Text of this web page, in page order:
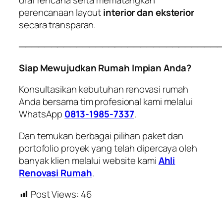
perencanaan layoutinterior dan eksterior
secara transparan.
Siap Mewujudkan Rumah Impian Anda?
Konsultasikan kebutuhan renovasi rumah
Anda bersama tim profesional kami melalui
WhatsApp 0813-1985-7337.
Dan temukan berbagai pilihan paket dan
portofolio proyek yang telah dipercaya oleh
banyak klien melalui website kamiAhli
Renovasi Rumah.
Post Views: 46